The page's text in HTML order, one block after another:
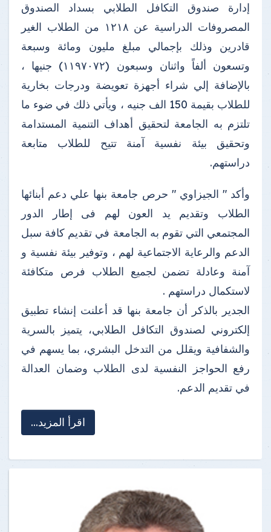
إدارة صندوق التكافل الطلابي بسداد الصندوق
المصروفات الدراسية عن ١٢١٨ من الطلاب الغير
قادرين وذلك بإجمالي مبلغ مليون ومائة وسبعة
وتسعون ألفاً واثنان وسبعون (١١٩٧٠٧٢) جنيها ،
بالإضافة إلي شراء أجهزة تعويضة ودرجات بخارية
للطلاب بقيمة 150 الف جنيه ، ويأتي ذلك في ضوء ما
تلتزم به الجامعة لتحقيق أهداف التنمية المستدامة
وتحقيق بيئة نفسية آمنة تتيح للطلاب متابعة
دراستهم.
وأكد " الجيزاوي " حرص جامعة بنها علي دعم أبنائها
الطلاب وتقديم يد العون لهم فى إطار الدور
المجتمعي التي تقوم به الجامعة في تقديم كافة سبل
الدعم والرعاية الاجتماعية لهم ، وتوفير بيئة نفسية و
آمنة وعادلة تضمن لجميع الطلاب فرص متكافئة
لاستكمال دراستهم .
الجدير بالذكر أن جامعة بنها قد أعلنت إنشاء تطبيق
إلكتروني لصندوق التكافل الطلابي، يتميز بالسرية
والشفافية ويقلل من التدخل البشري، بما يسهم في
رفع الحواجز النفسية لدى الطلاب وضمان العدالة
في تقديم الدعم.
اقرأ المزيد...